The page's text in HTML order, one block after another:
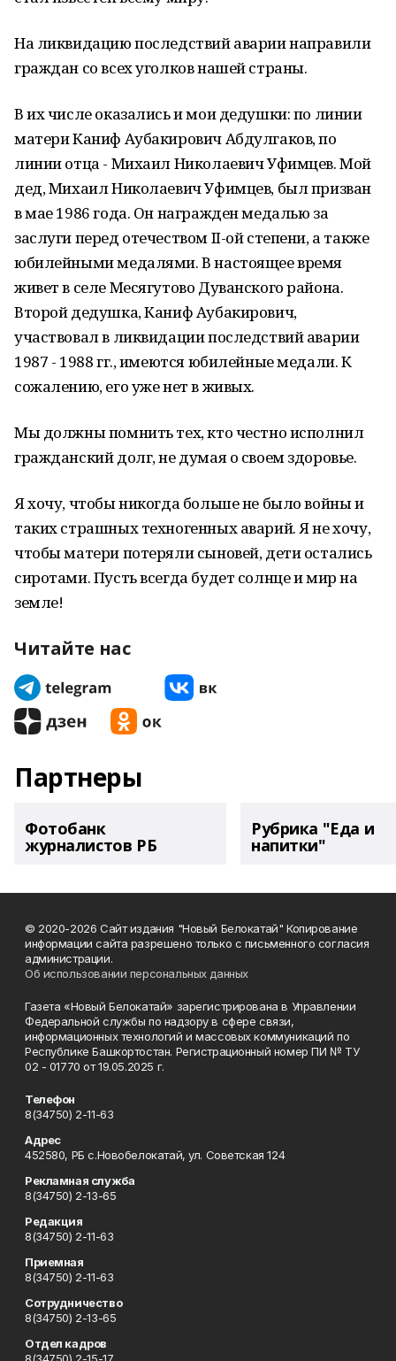
На ликвидацию последствий аварии направили
граждан со всех уголков нашей страны.
В их числе оказались и мои дедушки: по линии
матери Каниф Аубакирович Абдулгаков, по
линии отца - Михаил Николаевич Уфимцев. Мой
дед, Михаил Николаевич Уфимцев, был призван
в мае 1986 года. Он награжден медалью за
заслуги перед отечеством II-ой степени, а также
юбилейными медалями. В настоящее время
живет в селе Месягутово Дуванского района.
Второй дедушка, Каниф Аубакирович,
участвовал в ликвидации последствий аварии
1987 - 1988 гг., имеются юбилейные медали. К
сожалению, его уже нет в живых.
Мы должны помнить тех, кто честно исполнил
гражданский долг, не думая о своем здоровье.
Я хочу, чтобы никогда больше не было войны и
таких страшных техногенных аварий. Я не хочу,
чтобы матери потеряли сыновей, дети остались
сиротами. Пусть всегда будет солнце и мир на
земле!
Читайте нас
Партнеры
Фотобанк
журналистов РБ
Рубрика "Еда и
напитки"
© 2020-2026 Сайт издания "Новый Белокатай" Копирование
информации сайта разрешено только с письменного согласия
администрации.
Об использовании персональных данных
Газета «Новый Белокатай» зарегистрирована в Управлении
Федеральной службы по надзору в сфере связи,
информационных технологий и массовых коммуникаций по
Республике Башкортостан. Регистрационный номер ПИ № ТУ
02 - 01770 от 19.05.2025 г.
Телефон
8(34750) 2-11-63
Адрес
452580, РБ с.Новобелокатай, ул. Советская 124
Рекламная служба
8(34750) 2-13-65
Редакция
8(34750) 2-11-63
Приемная
8(34750) 2-11-63
Сотрудничество
8(34750) 2-13-65
Отдел кадров